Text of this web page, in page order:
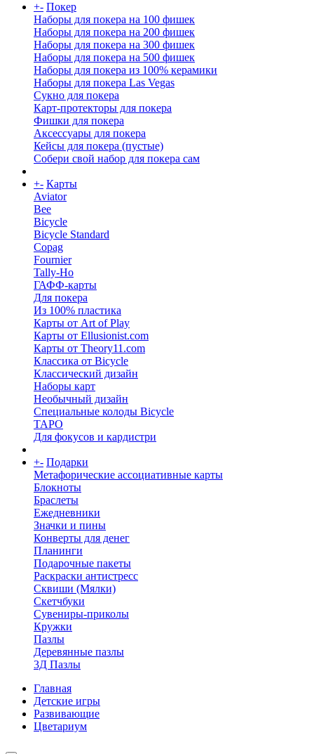
+- Покер
Наборы для покера на 100 фишек
Наборы для покера на 200 фишек
Наборы для покера на 300 фишек
Наборы для покера на 500 фишек
Наборы для покера из 100% керамики
Наборы для покера Las Vegas
Сукно для покера
Карт-протекторы для покера
Фишки для покера
Аксессуары для покера
Кейсы для покера (пустые)
Собери свой набор для покера сам
+- Карты
Aviator
Bee
Bicycle
Bicycle Standard
Copag
Fournier
Tally-Ho
ГАФФ-карты
Для покера
Из 100% пластика
Карты от Art of Play
Карты от Ellusionist.com
Карты от Theory11.com
Классика от Bicycle
Классический дизайн
Наборы карт
Необычный дизайн
Специальные колоды Bicycle
ТАРО
Для фокусов и кардистри
+- Подарки
Метафорические ассоциативные карты
Блокноты
Браслеты
Ежедневники
Значки и пины
Конверты для денег
Планинги
Подарочные пакеты
Раскраски антистресс
Сквиши (Мялки)
Скетчбуки
Сувениры-приколы
Кружки
Пазлы
Деревянные пазлы
3Д Пазлы
Главная
Детские игры
Развивающие
Цветариум